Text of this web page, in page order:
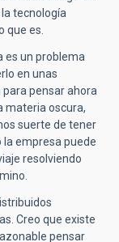
tecnología
que es.
es un problema
en unas
pensar ahora
materia oscura,
suerte de tener
la empresa puede
resolviendo
Creo que existe
pensar